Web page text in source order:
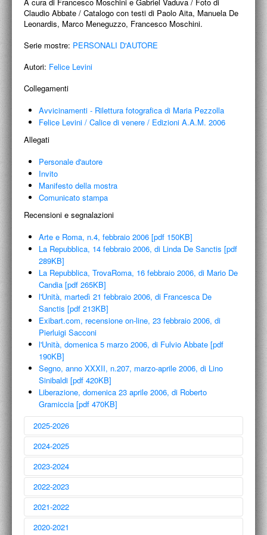
PROGETTI CULTURALI
PROGETTO T.E.S.I.
Claudio Abbate / Catalogo con testi di Paolo Aita, Manuela De
Leonardis, Marco Meneguzzo, Francesco Moschini.
Serie mostre: PERSONALI D'AUTORE
Autori: Felice Levini
Collegamenti
Avvicinamenti - Rilettura fotografica di Maria Pezzolla
Felice Levini / Calice di venere / Edizioni A.A.M. 2006
Allegati
Personale d'autore
Invito
Manifesto della mostra
Comunicato stampa
Recensioni e segnalazioni
Arte e Roma, n.4, febbraio 2006 [pdf 150KB]
La Repubblica, 14 febbraio 2006, di Linda De Sanctis [pdf
289KB]
La Repubblica, TrovaRoma, 16 febbraio 2006, di Mario De
Candia [pdf 265KB]
l'Unità, martedì 21 febbraio 2006, di Francesca De
Sanctis [pdf 213KB]
Exibart.com, recensione on-line, 23 febbraio 2006, di
Pierluigi Sacconi
l'Unità, domenica 5 marzo 2006, di Fulvio Abbate [pdf
190KB]
Segno, anno XXXII, n.207, marzo-aprile 2006, di Lino
Sinibaldi [pdf 420KB]
Liberazione, domenica 23 aprile 2006, di Roberto
Gramiccia [pdf 470KB]
2025-2026
Start / Restart: serialità consecutive e variazioni parallele
Antonio Capaccio, Nicola Carrino, Alfredo De Santis, Fabrizio Fioravanti,
Mario Ridolfi, Antonio Sanfilippo
2024-2025
À rebours: la serie specchiata come serie a ritroso
Roberto Bossaglia, Maria Lai, Sabina Mirri, Franz Prati, Ettore Sordini,
2023-2024
2022-2023
2021-2022
2020-2021